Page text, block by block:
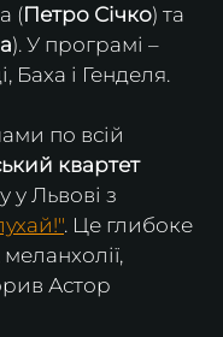
(Петро Січко) та
). У програмі –
Баха і Генделя.
по всій
квартет
у Львові з
. Це глибоке
Астор